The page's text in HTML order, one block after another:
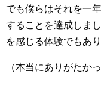
でも僕らはそれを一
することを達成しま
を感じる体験でもあり
（本当にありがたかっ